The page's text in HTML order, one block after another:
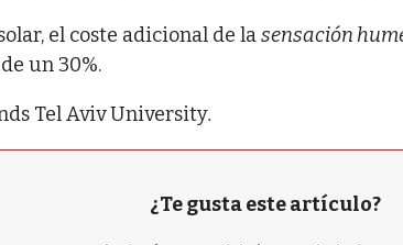
el coste adicional de lasensación
un 30%.
Tel Aviv University.
¿Te gusta este artículo?